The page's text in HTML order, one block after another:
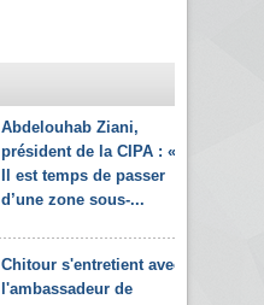
Abdelouhab Ziani,
président de la CIPA : «
Il est temps de passer
d’une zone sous-...
Chitour s'entretient avec
l'ambassadeur de